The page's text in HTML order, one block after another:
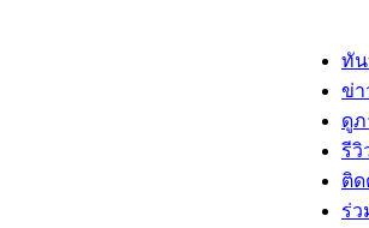
ทัน
ข่า
ดู
รีวิ
ติด
ร่ว